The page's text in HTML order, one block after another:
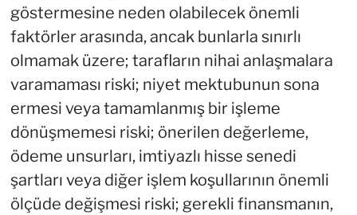
göstermesine neden olabilecek önemli
faktörler arasında, ancak bunlarla sınırlı
olmamak üzere; tarafların nihai anlaşmalara
varamaması riski; niyet mektubunun sona
ermesi veya tamamlanmış bir işleme
dönüşmemesi riski; önerilen değerleme,
ödeme unsurları, imtiyazlı hisse senedi
şartları veya diğer işlem koşullarının önemli
ölçüde değişmesi riski; gerekli finansmanın,